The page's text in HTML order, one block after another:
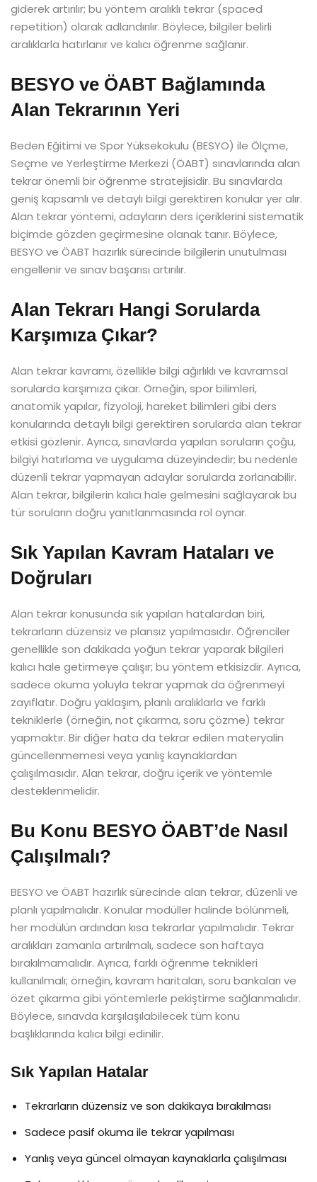
giderek artırılır; bu yöntem aralıklı tekrar (spaced
repetition) olarak adlandırılır. Böylece, bilgiler belirli
aralıklarla hatırlanır ve kalıcı öğrenme sağlanır.
BESYO ve ÖABT Bağlamında
Alan Tekrarının Yeri
Beden Eğitimi ve Spor Yüksekokulu (BESYO) ile Ölçme,
Seçme ve Yerleştirme Merkezi (ÖABT) sınavlarında alan
tekrar önemli bir öğrenme stratejisidir. Bu sınavlarda
geniş kapsamlı ve detaylı bilgi gerektiren konular yer alır.
Alan tekrar yöntemi, adayların ders içeriklerini sistematik
biçimde gözden geçirmesine olanak tanır. Böylece,
BESYO ve ÖABT hazırlık sürecinde bilgilerin unutulması
engellenir ve sınav başarısı artırılır.
Alan Tekrarı Hangi Sorularda
Karşımıza Çıkar?
Alan tekrar kavramı, özellikle bilgi ağırlıklı ve kavramsal
sorularda karşımıza çıkar. Örneğin, spor bilimleri,
anatomik yapılar, fizyoloji, hareket bilimleri gibi ders
konularında detaylı bilgi gerektiren sorularda alan tekrar
etkisi gözlenir. Ayrıca, sınavlarda yapılan soruların çoğu,
bilgiyi hatırlama ve uygulama düzeyindedir; bu nedenle
düzenli tekrar yapmayan adaylar sorularda zorlanabilir.
Alan tekrar, bilgilerin kalıcı hale gelmesini sağlayarak bu
tür soruların doğru yanıtlanmasında rol oynar.
Sık Yapılan Kavram Hataları ve
Doğruları
Alan tekrar konusunda sık yapılan hatalardan biri,
tekrarların düzensiz ve plansız yapılmasıdır. Öğrenciler
genellikle son dakikada yoğun tekrar yaparak bilgileri
kalıcı hale getirmeye çalışır; bu yöntem etkisizdir. Ayrıca,
sadece okuma yoluyla tekrar yapmak da öğrenmeyi
zayıflatır. Doğru yaklaşım, planlı aralıklarla ve farklı
tekniklerle (örneğin, not çıkarma, soru çözme) tekrar
yapmaktır. Bir diğer hata da tekrar edilen materyalin
güncellenmemesi veya yanlış kaynaklardan
çalışılmasıdır. Alan tekrar, doğru içerik ve yöntemle
desteklenmelidir.
Bu Konu BESYO ÖABT’de Nasıl
Çalışılmalı?
BESYO ve ÖABT hazırlık sürecinde alan tekrar, düzenli ve
planlı yapılmalıdır. Konular modüller halinde bölünmeli,
her modülün ardından kısa tekrarlar yapılmalıdır. Tekrar
aralıkları zamanla artırılmalı, sadece son haftaya
bırakılmamalıdır. Ayrıca, farklı öğrenme teknikleri
kullanılmalı; örneğin, kavram haritaları, soru bankaları ve
özet çıkarma gibi yöntemlerle pekiştirme sağlanmalıdır.
Böylece, sınavda karşılaşılabilecek tüm konu
başlıklarında kalıcı bilgi edinilir.
Sık Yapılan Hatalar
Tekrarların düzensiz ve son dakikaya bırakılması
Sadece pasif okuma ile tekrar yapılması
Yanlış veya güncel olmayan kaynaklarla çalışılması